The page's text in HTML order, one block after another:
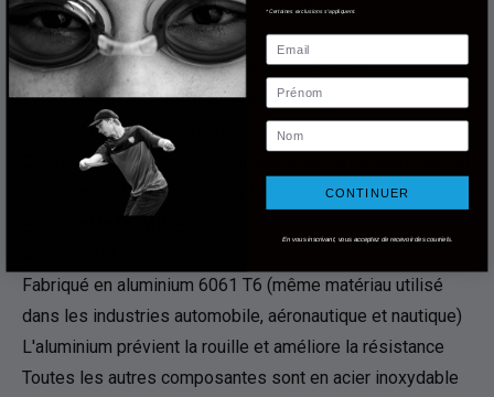
Taille réglementaire filet et dimensions
TENSION FILET RÉGLABLE
Manivelle attachée pour une tension réglable
Le câble filaire passe par le haut du filet pour une
expérience de jeu améliorée
Chevilles en fibre de verre incluses aux extrémités du filet
pour augmenter la tension du filet
Pourquoi le DOMINATOR
Fabriqué en aluminium 6061 T6 (même matériau utilisé
dans les industries automobile, aéronautique et nautique)
L'aluminium prévient la rouille et améliore la résistance
Toutes les autres composantes sont en acier inoxydable
*Certaines exclusions s'appliquent.
Email
Prénom
Nom
CONTINUER
En vous inscrivant, vous acceptez de recevoir des courriels.